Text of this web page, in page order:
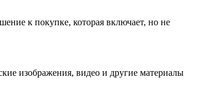
к покупке, которая включает, но не
изображения, видео и другие материалы